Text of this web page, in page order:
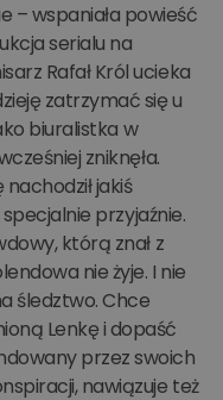
– wspaniała powieść
serialu na
Rafał Król ucieka
zatrzymać się u
biuralistka w
zniknęła.
jakiś
przyjaźnie.
którą znał z
nie żyje. I nie
śledztwo. Chce
Lenkę i dopaść
przez swoich
nawiązuje też